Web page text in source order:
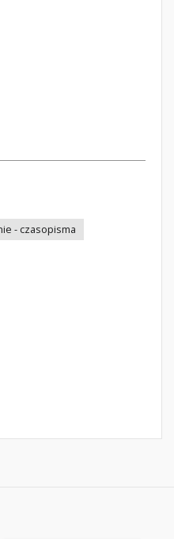
- czasopisma